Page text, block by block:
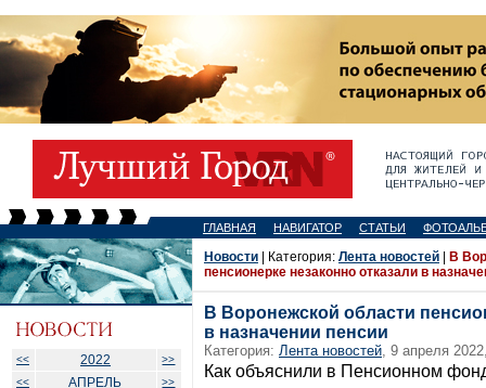
ГЛАВНАЯ НАВИГАТОР СТАТЬИ
<< 2022
>>
<<
АПРЕЛЬ >>
Новости | Категория: Лента новостей
В
пенсионерке незаконно отказали в
В Воронежской области
в назначении пенсии
Категория: Лента новостей, 9 апреля
Как объяснили в Пенсионном